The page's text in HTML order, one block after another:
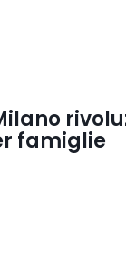
famiglie